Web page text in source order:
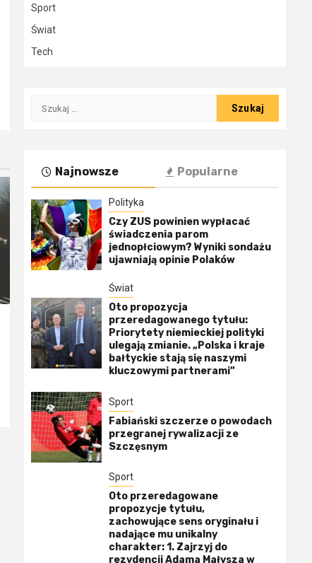
Sport
Świat
Tech
Szukaj:
Najnowsze Popularne
Polityka
Czy ZUS powinien wypłacać
świadczenia parom
jednopłciowym? Wyniki sondażu
ujawniają opinie Polaków
Świat
Oto propozycja
przeredagowanego tytułu:
Priorytety niemieckiej polityki
ulegają zmianie. „Polska i kraje
bałtyckie stają się naszymi
kluczowymi partnerami”
Sport
Fabiański szczerze o powodach
przegranej rywalizacji ze
Szczęsnym
Sport
Oto przeredagowane
propozycje tytułu,
zachowujące sens oryginału i
nadające mu unikalny
charakter: 1. Zajrzyj do
rezydencji Adama Małysza w